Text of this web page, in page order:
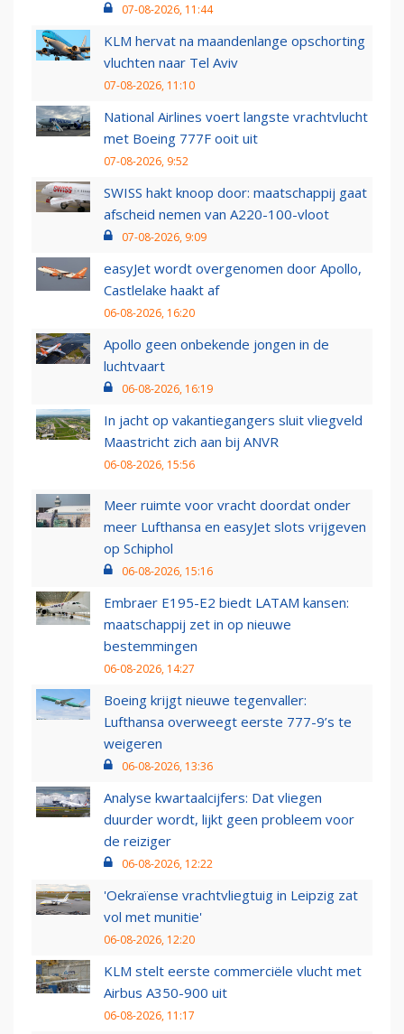
07-08-2026, 11:44
KLM hervat na maandenlange opschorting
vluchten naar Tel Aviv
07-08-2026, 11:10
National Airlines voert langste vrachtvlucht
met Boeing 777F ooit uit
07-08-2026, 9:52
SWISS hakt knoop door: maatschappij gaat
afscheid nemen van A220-100-vloot
07-08-2026, 9:09
easyJet wordt overgenomen door Apollo,
Castlelake haakt af
06-08-2026, 16:20
Apollo geen onbekende jongen in de
luchtvaart
06-08-2026, 16:19
In jacht op vakantiegangers sluit vliegveld
Maastricht zich aan bij ANVR
06-08-2026, 15:56
Meer ruimte voor vracht doordat onder
meer Lufthansa en easyJet slots vrijgeven
op Schiphol
06-08-2026, 15:16
Embraer E195-E2 biedt LATAM kansen:
maatschappij zet in op nieuwe
bestemmingen
06-08-2026, 14:27
Boeing krijgt nieuwe tegenvaller:
Lufthansa overweegt eerste 777-9’s te
weigeren
06-08-2026, 13:36
Analyse kwartaalcijfers: Dat vliegen
duurder wordt, lijkt geen probleem voor
de reiziger
06-08-2026, 12:22
'Oekraïense vrachtvliegtuig in Leipzig zat
vol met munitie'
06-08-2026, 12:20
KLM stelt eerste commerciële vlucht met
Airbus A350-900 uit
06-08-2026, 11:17